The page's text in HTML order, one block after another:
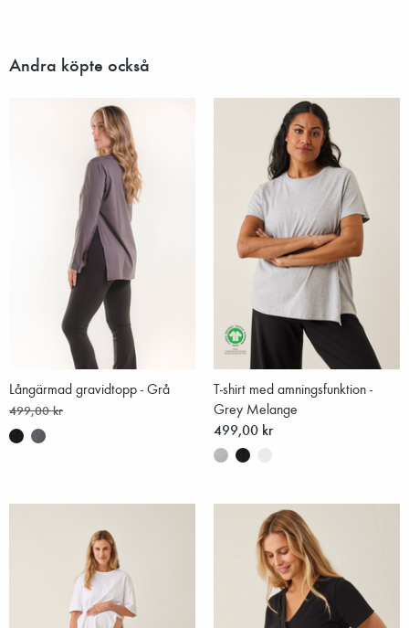
Andra köpte också
Långärmad gravidtopp - Grå
499,00 kr
T-shirt med amningsfunktion -
Grey Melange
499,00 kr